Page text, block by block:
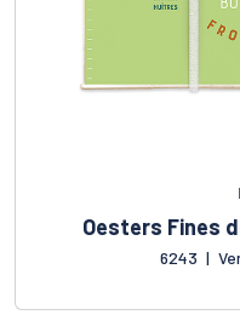
Oesters Fines
6243 |